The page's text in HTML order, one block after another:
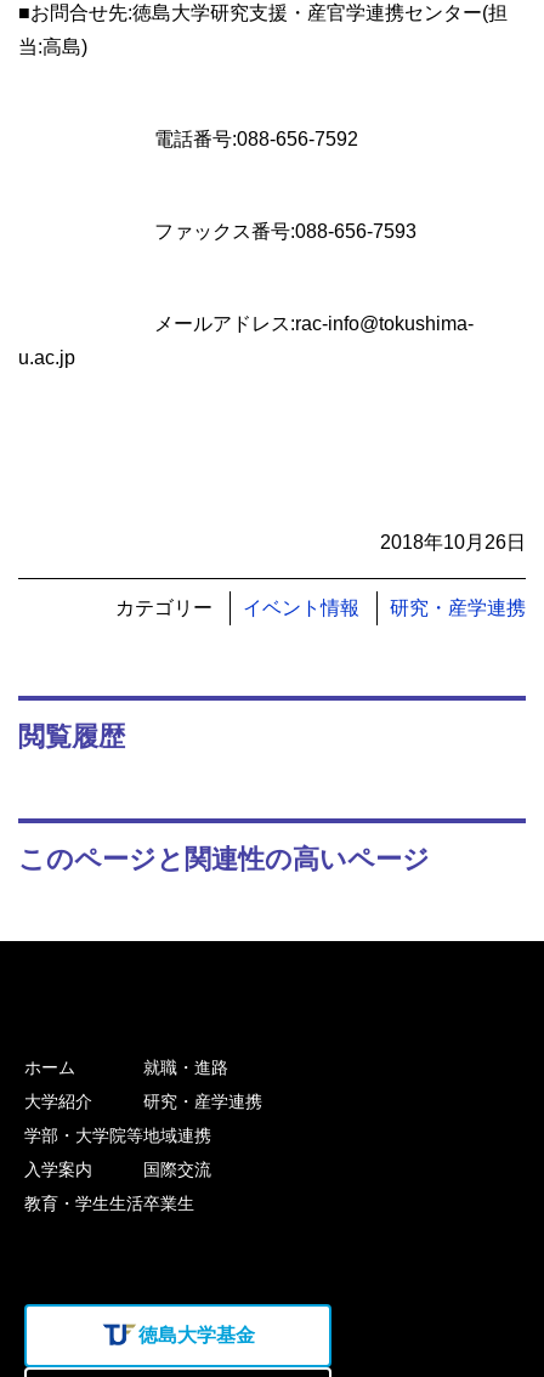
■お問合せ先:徳島大学研究支援・産官学連携センター(担
当:高島)
電話番号:088-656-7592
ファックス番号:088-656-7593
メールアドレス:rac-info@tokushima-
u.ac.jp
2018年10月26日
カテゴリー イベント情報 研究・産学連携
閲覧履歴
このページと関連性の高いページ
ホーム
大学紹介
学部・大学院等
入学案内
教育・学生生活
就職・進路
研究・産学連携
地域連携
国際交流
卒業生
徳島大学基金